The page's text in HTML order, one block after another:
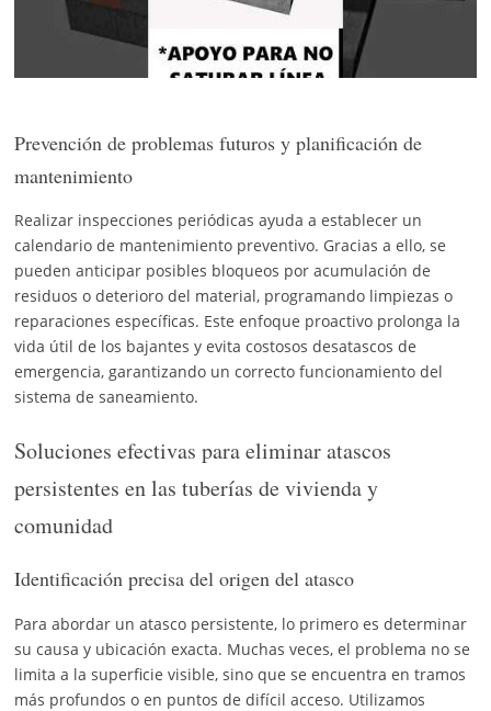
Prevención de problemas futuros y planificación de
mantenimiento
Realizar inspecciones periódicas ayuda a establecer un
calendario de mantenimiento preventivo. Gracias a ello, se
pueden anticipar posibles bloqueos por acumulación de
residuos o deterioro del material, programando limpiezas o
reparaciones específicas. Este enfoque proactivo prolonga la
vida útil de los bajantes y evita costosos desatascos de
emergencia, garantizando un correcto funcionamiento del
sistema de saneamiento.
Soluciones efectivas para eliminar atascos
persistentes en las tuberías de vivienda y
comunidad
Identificación precisa del origen del atasco
Para abordar un atasco persistente, lo primero es determinar
su causa y ubicación exacta. Muchas veces, el problema no se
limita a la superficie visible, sino que se encuentra en tramos
más profundos o en puntos de difícil acceso. Utilizamos